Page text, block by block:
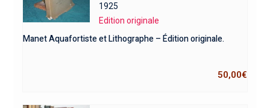
1925
Edition originale
Manet Aquafortiste et Lithographe – Édition originale.
50,00€